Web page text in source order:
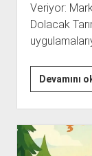
Veriyor:
Dolacak
Devamını